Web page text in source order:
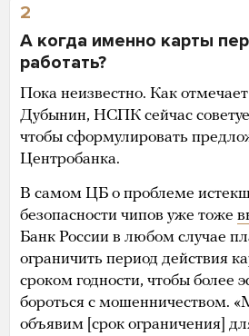
2
А когда именно карты
работать?
Пока неизвестно. Как
Дубынин, НСПК сейчас
чтобы сформулировать
Центробанка.
В самом ЦБ о проблеме
безопасности чипов уже тоже
Банк России в любом случае
ограничить период действия
сроком годности, чтобы более
бороться с мошенничеством.
объявим [срок ограничения]